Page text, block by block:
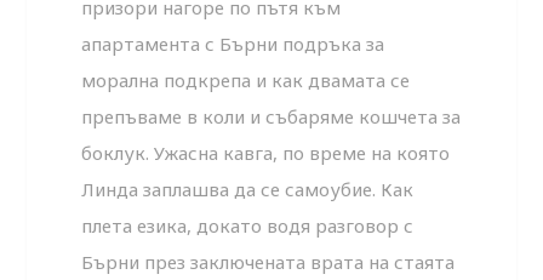
призори нагоре по пътя към
апартамента с Бърни подръка за
морална подкрепа и как двамата се
препъваме в коли и събаряме кошчета за
боклук. Ужасна кавга, по време на която
Линда заплашва да се самоубие. Как
плета езика, докато водя разговор с
Бърни през заключената врата на стаята